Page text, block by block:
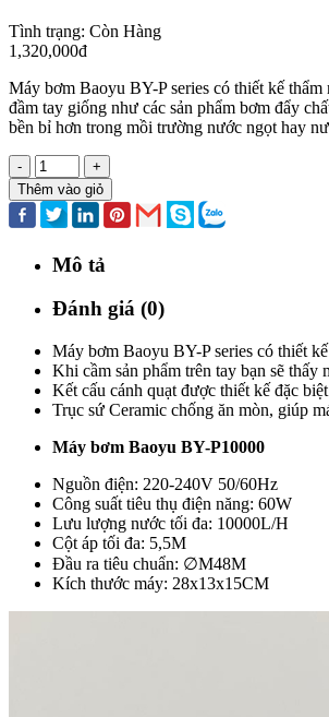
Tình trạng: Còn Hàng
1,320,000đ
Máy bơm Baoyu BY-P series có thiết kế
đầm tay giống như các sản phẩm bơm đẩy
bền bỉ hơn trong mồi trường nước ngọt hay
-
+
Thêm vào giỏ
Mô tả
Đánh giá (0)
Máy bơm Baoyu BY-P series có thiết
Khi cầm sản phẩm trên tay bạn sẽ
Kết cấu cánh quạt được thiết kế đặc
Trục sứ Ceramic chống ăn mòn, giúp
Máy bơm Baoyu BY-P10000
Nguồn điện: 220-240V 50/60Hz
Công suất tiêu thụ điện năng: 60W
Lưu lượng nước tối đa: 10000L/H
Cột áp tối đa: 5,5M
Đầu ra tiêu chuẩn: ∅M48M
Kích thước máy: 28x13x15CM